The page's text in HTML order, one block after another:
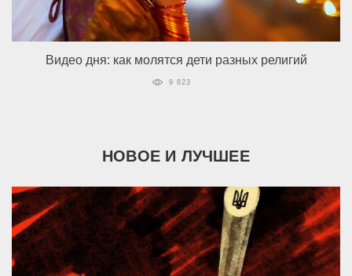
Видео дня: как молятся дети разных религий
9 823
НОВОЕ И ЛУЧШЕЕ